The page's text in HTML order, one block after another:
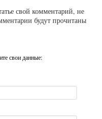
свой комментарий, не
будут прочитаны
свои данные: